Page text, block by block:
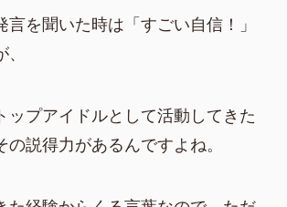
言を聞いた時は「すごい自信！」
ップアイドルとして活動してきた
の説得力があるんですよね。